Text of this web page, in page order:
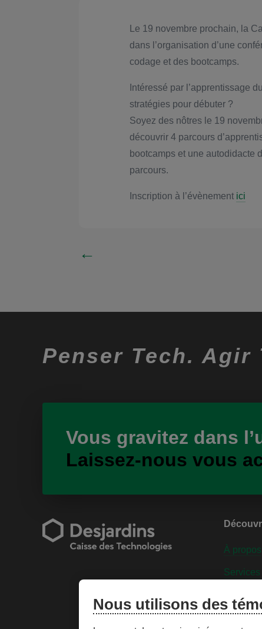
Le 19 novembre prochain, la
dans l’organisation d’une
codage et des bootcamps.
Intéressé par l’apprentissage
stratégies pour débuter ?
Soyez des nôtres le 19
découvrir 4 parcours
bootcamps et une autodidacte
parcours.
Inscription à l’évènement ici
←
Penser Tech. Agir
Vous gravitez dans
Laissez-nous vous
À propos
Services
Nous utilisons des